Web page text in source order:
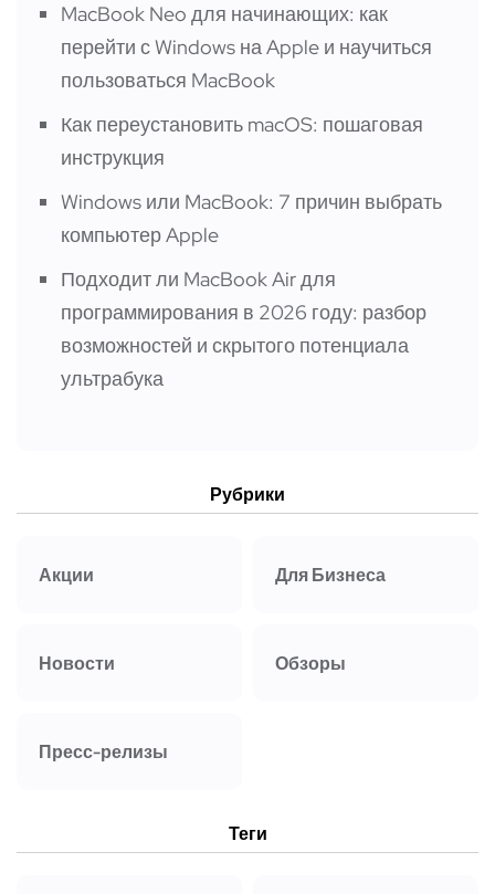
MacBook Neo для начинающих: как
перейти с Windows на Apple и научиться
пользоваться MacBook
Как переустановить macOS: пошаговая
инструкция
Windows или MacBook: 7 причин выбрать
компьютер Apple
Подходит ли MacBook Air для
программирования в 2026 году: разбор
возможностей и скрытого потенциала
ультрабука
Рубрики
Акции Для Бизнеса
Новости Обзоры
Пресс-релизы
Теги